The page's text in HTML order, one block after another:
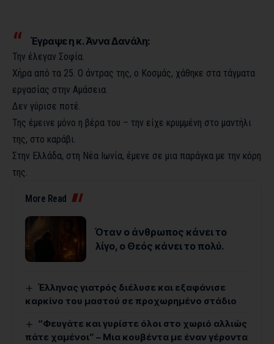
Έγραψε η κ. Άννα Δανάλη:
Την έλεγαν Σοφία.
Χήρα από τα 25. Ο άντρας της, ο Κοσμάς, χάθηκε στα τάγματα
εργασίας στην Αμάσεια.
Δεν γύρισε ποτέ.
Της έμεινε μόνο η βέρα του – την είχε κρυμμένη στο μαντήλι
της, στο καράβι.
Στην Ελλάδα, στη Νέα Ιωνία, έμενε σε μια παράγκα με την κόρη
της.
More Read
Όταν ο άνθρωπος κάνει το
λίγο, ο Θεός κάνει το πολύ.
Έλληνας γιατρός διέλυσε και εξαφάνισε
καρκίνο του μαστού σε προχωρημένο στάδιο
“Φευγάτε και γυρίστε όλοι στο χωριό αλλιώς
πάτε χαμένοι” – Μια κουβέντα με έναν γέροντα